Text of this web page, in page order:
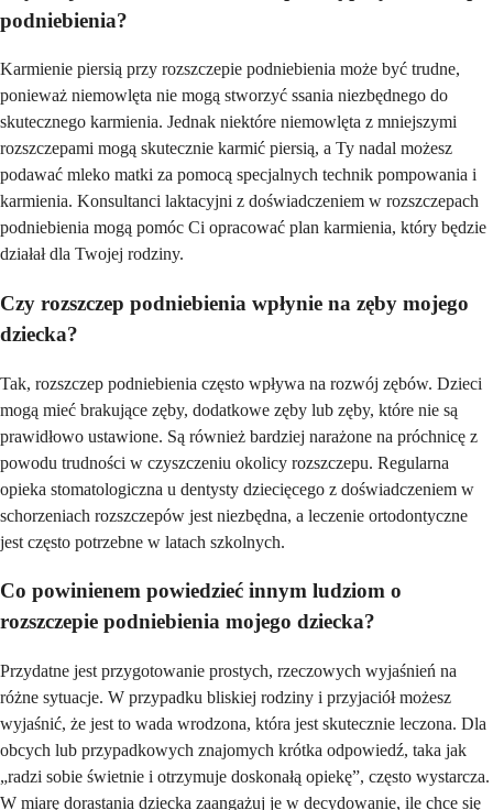
podniebienia?
Karmienie piersią przy rozszczepie podniebienia może być trudne,
ponieważ niemowlęta nie mogą stworzyć ssania niezbędnego do
skutecznego karmienia. Jednak niektóre niemowlęta z mniejszymi
rozszczepami mogą skutecznie karmić piersią, a Ty nadal możesz
podawać mleko matki za pomocą specjalnych technik pompowania i
karmienia. Konsultanci laktacyjni z doświadczeniem w rozszczepach
podniebienia mogą pomóc Ci opracować plan karmienia, który będzie
działał dla Twojej rodziny.
Czy rozszczep podniebienia wpłynie na zęby mojego
dziecka?
Tak, rozszczep podniebienia często wpływa na rozwój zębów. Dzieci
mogą mieć brakujące zęby, dodatkowe zęby lub zęby, które nie są
prawidłowo ustawione. Są również bardziej narażone na próchnicę z
powodu trudności w czyszczeniu okolicy rozszczepu. Regularna
opieka stomatologiczna u dentysty dziecięcego z doświadczeniem w
schorzeniach rozszczepów jest niezbędna, a leczenie ortodontyczne
jest często potrzebne w latach szkolnych.
Co powinienem powiedzieć innym ludziom o
rozszczepie podniebienia mojego dziecka?
Przydatne jest przygotowanie prostych, rzeczowych wyjaśnień na
różne sytuacje. W przypadku bliskiej rodziny i przyjaciół możesz
wyjaśnić, że jest to wada wrodzona, która jest skutecznie leczona. Dla
obcych lub przypadkowych znajomych krótka odpowiedź, taka jak
„radzi sobie świetnie i otrzymuje doskonałą opiekę”, często wystarcza.
W miarę dorastania dziecka zaangażuj je w decydowanie, ile chce się